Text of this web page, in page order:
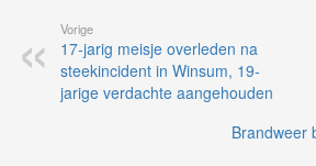
Vorige
17-jarig meisje overleden na
steekincident in Winsum, 19-
jarige verdachte aangehouden
Brandweer